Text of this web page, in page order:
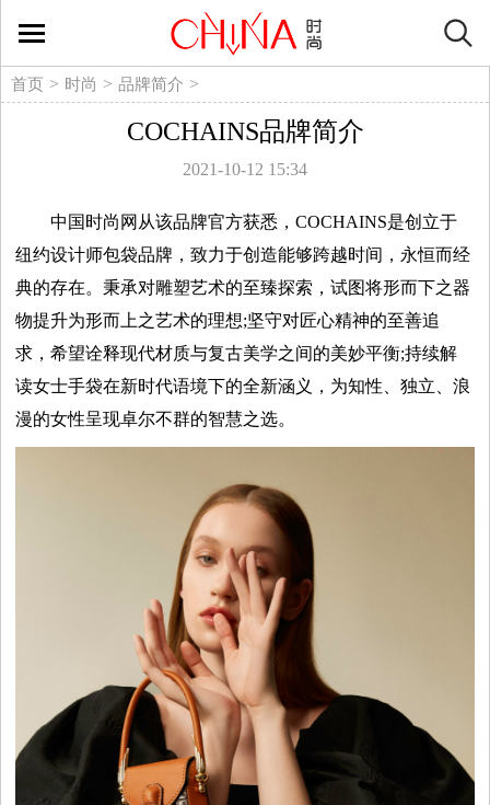
时
尚
方
式
新
媒
时
首页 > 时尚 > 品牌简介 >
COCHAINS品牌简介
2021-10-12 15:34
中国时尚网从该品牌官方获悉，COCHAINS是创立于
纽约设计师包袋品牌，致力于创造能够跨越时间，永恒而经
典的存在。秉承对雕塑艺术的至臻探索，试图将形而下之器
物提升为形而上之艺术的理想;坚守对匠心精神的至善追
求，希望诠释现代材质与复古美学之间的美妙平衡;持续解
读女士手袋在新时代语境下的全新涵义，为知性、独立、浪
漫的女性呈现卓尔不群的智慧之选。